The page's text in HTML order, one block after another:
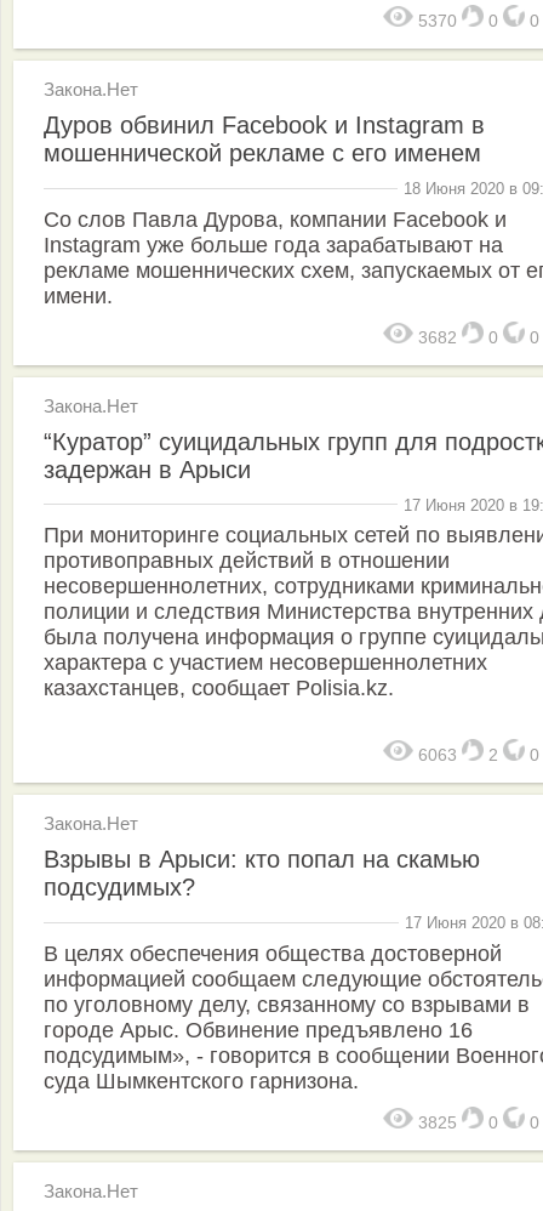
5370 0 0
Закона.Нет
Дуров обвинил Facebook и Instagram в
мошеннической рекламе с его именем
18 Июня 2020 в
Со слов Павла Дурова, компании Facebook и
Instagram уже больше года зарабатывают на
рекламе мошеннических схем, запускаемых от
имени.
3682 0 0
Закона.Нет
“Куратор” суицидальных групп для
задержан в Арыси
17 Июня 2020 в
При мониторинге социальных сетей по
противоправных действий в отношении
несовершеннолетних, сотрудниками
полиции и следствия Министерства внутренних
была получена информация о группе
характера с участием несовершеннолетних
казахстанцев, сообщает Polisia.kz.
6063 2 0
Закона.Нет
Взрывы в Арыси: кто попал на скамью
подсудимых?
17 Июня 2020 в
В целях обеспечения общества достоверной
информацией сообщаем следующие
по уголовному делу, связанному со взрывами в
городе Арыс. Обвинение предъявлено 16
подсудимым», - говорится в сообщении
суда Шымкентского гарнизона.
3825 0 0
Закона.Нет